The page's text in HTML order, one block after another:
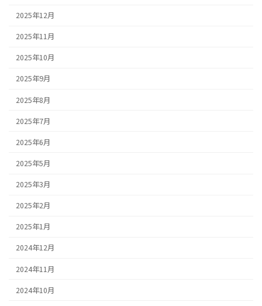
2025年12月
2025年11月
2025年10月
2025年9月
2025年8月
2025年7月
2025年6月
2025年5月
2025年3月
2025年2月
2025年1月
2024年12月
2024年11月
2024年10月